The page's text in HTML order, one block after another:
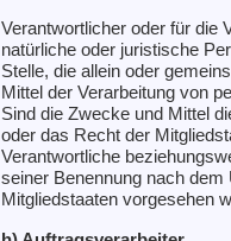
Verantwortlicher oder für die
natürliche oder juristische
Stelle, die allein oder
Mittel der Verarbeitung von
Sind die Zwecke und Mittel
oder das Recht der
Verantwortliche
seiner Benennung nach
Mitgliedstaaten vorgesehen